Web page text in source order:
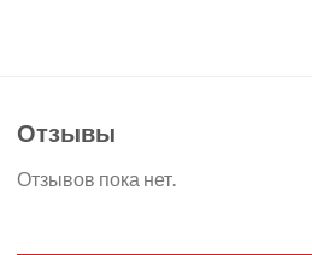
Отзывы
Отзывов пока нет.